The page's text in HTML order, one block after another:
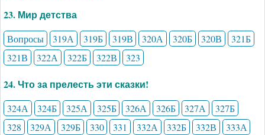
23. Мир детства
Вопросы 319А 319Б 319В 320А 320Б 320В
321Б
321В
322А 322Б 322В 323
24. Что за прелесть эти сказки!
324А 324Б 325А 325Б 326А 326Б 327А
327Б
328
329А 329Б 330 331 332А 332Б 332В
333А